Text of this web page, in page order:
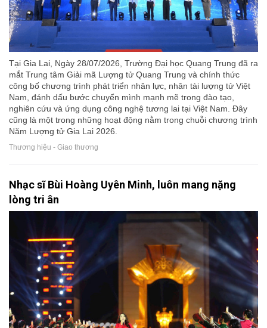
Tại Gia Lai, Ngày 28/07/2026, Trường Đại học Quang Trung đã ra
mắt Trung tâm Giải mã Lượng tử Quang Trung và chính thức
công bố chương trình phát triển nhân lực, nhân tài lượng tử Việt
Nam, đánh dấu bước chuyển mình mạnh mẽ trong đào tạo,
nghiên cứu và ứng dụng công nghệ tương lai tại Việt Nam. Đây
cũng là một trong những hoạt động nằm trong chuỗi chương trình
Năm Lượng tử Gia Lai 2026.
Thương hiệu - Giao thương
Nhạc sĩ Bùi Hoàng Uyên Minh, luôn mang nặng
lòng tri ân